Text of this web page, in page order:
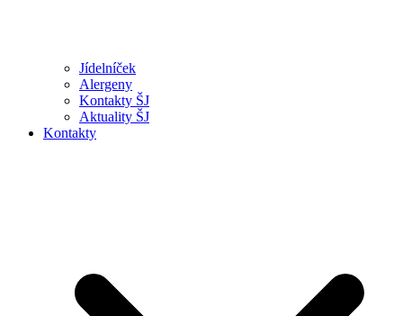
Jídelníček
Alergeny
Kontakty ŠJ
Aktuality ŠJ
Kontakty